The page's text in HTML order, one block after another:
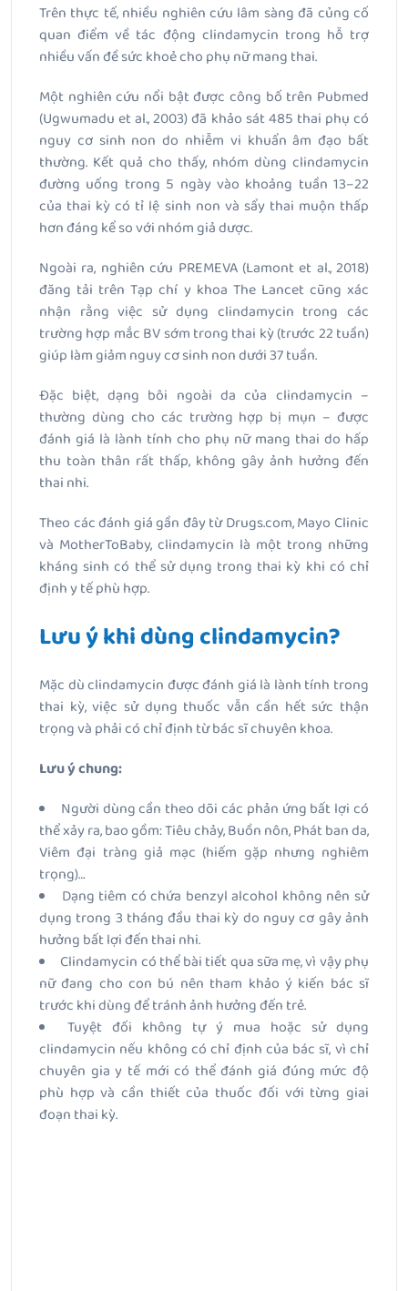
Trên thực tế, nhiều nghiên cứu lâm sàng đã củng cố
quan điểm về tác động clindamycin trong hỗ trợ
nhiều vấn đề sức khoẻ cho phụ nữ mang thai.
Một nghiên cứu nổi bật được công bố trên Pubmed
(Ugwumadu et al., 2003) đã khảo sát 485 thai phụ có
nguy cơ sinh non do nhiễm vi khuẩn âm đạo bất
thường. Kết quả cho thấy, nhóm dùng clindamycin
đường uống trong 5 ngày vào khoảng tuần 13–22
của thai kỳ có tỉ lệ sinh non và sẩy thai muộn thấp
hơn đáng kể so với nhóm giả dược.
Ngoài ra, nghiên cứu PREMEVA (Lamont et al., 2018)
đăng tải trên Tạp chí y khoa The Lancet cũng xác
nhận rằng việc sử dụng clindamycin trong các
trường hợp mắc BV sớm trong thai kỳ (trước 22 tuần)
giúp làm giảm nguy cơ sinh non dưới 37 tuần.
Đặc biệt, dạng bôi ngoài da của clindamycin –
thường dùng cho các trường hợp bị mụn – được
đánh giá là lành tính cho phụ nữ mang thai do hấp
thu toàn thân rất thấp, không gây ảnh hưởng đến
thai nhi.
Theo các đánh giá gần đây từ Drugs.com, Mayo Clinic
và MotherToBaby, clindamycin là một trong những
kháng sinh có thể sử dụng trong thai kỳ khi có chỉ
định y tế phù hợp.
Lưu ý khi dùng clindamycin?
Mặc dù clindamycin được đánh giá là lành tính trong
thai kỳ, việc sử dụng thuốc vẫn cần hết sức thận
trọng và phải có chỉ định từ bác sĩ chuyên khoa.
Lưu ý chung:
Người dùng cần theo dõi các phản ứng bất lợi có
thể xảy ra, bao gồm: Tiêu chảy, Buồn nôn, Phát ban da,
Viêm đại tràng giả mạc (hiếm gặp nhưng nghiêm
trọng)…
Dạng tiêm có chứa benzyl alcohol không nên sử
dụng trong 3 tháng đầu thai kỳ do nguy cơ gây ảnh
hưởng bất lợi đến thai nhi.
Clindamycin có thể bài tiết qua sữa mẹ, vì vậy phụ
nữ đang cho con bú nên tham khảo ý kiến bác sĩ
trước khi dùng để tránh ảnh hưởng đến trẻ.
Tuyệt đối không tự ý mua hoặc sử dụng
clindamycin nếu không có chỉ định của bác sĩ, vì chỉ
chuyên gia y tế mới có thể đánh giá đúng mức độ
phù hợp và cần thiết của thuốc đối với từng giai
đoạn thai kỳ.